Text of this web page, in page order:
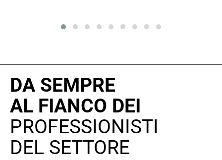
DA SEMPRE
AL FIANCO DEI
PROFESSIONISTI
DEL SETTORE